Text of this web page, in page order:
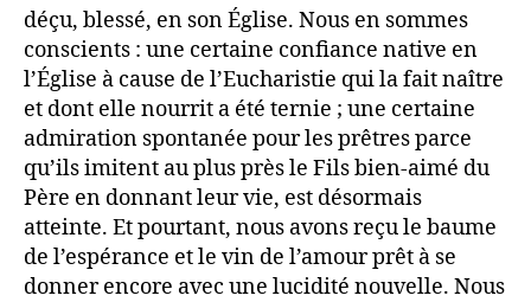
déçu, blessé, en son Église. Nous en sommes
conscients : une certaine confiance native en
l’Église à cause de l’Eucharistie qui la fait naître
et dont elle nourrit a été ternie ; une certaine
admiration spontanée pour les prêtres parce
qu’ils imitent au plus près le Fils bien-aimé du
Père en donnant leur vie, est désormais
atteinte. Et pourtant, nous avons reçu le baume
de l’espérance et le vin de l’amour prêt à se
donner encore avec une lucidité nouvelle. Nous